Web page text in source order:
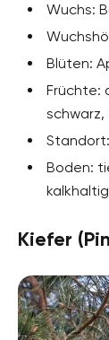
Wuchs:
Blüten:
Früchte:
schwarz,
Boden:
kalkhaltig
Kiefer